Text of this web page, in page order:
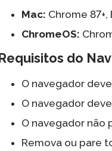
Mac: Chrome 87+,
ChromeOS:
Requisitos do
O navegador
O navegador
O navegador não
Remova ou pare